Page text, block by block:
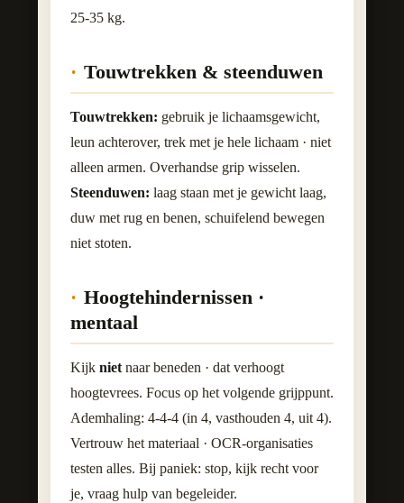
25-35 kg.
Touwtrekken & steenduwen
Touwtrekken: gebruik je lichaamsgewicht,
leun achterover, trek met je hele lichaam · niet
alleen armen. Overhandse grip wisselen.
Steenduwen: laag staan met je gewicht laag,
duw met rug en benen, schuifelend bewegen
niet stoten.
Hoogtehindernissen ·
mentaal
Kijk niet naar beneden · dat verhoogt
hoogtevrees. Focus op het volgende grijppunt.
Ademhaling: 4-4-4 (in 4, vasthouden 4, uit 4).
Vertrouw het materiaal · OCR-organisaties
testen alles. Bij paniek: stop, kijk recht voor
je, vraag hulp van begeleider.